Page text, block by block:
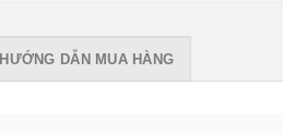
HƯỚNG DẪN MUA HÀNG